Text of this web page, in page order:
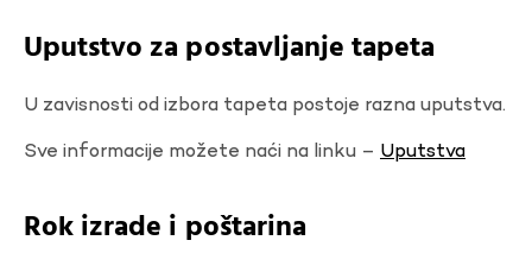
Uputstvo za postavljanje tapeta
U zavisnosti od izbora tapeta postoje razna uputstva.
Sve informacije možete naći na linku – Uputstva
Rok izrade i poštarina